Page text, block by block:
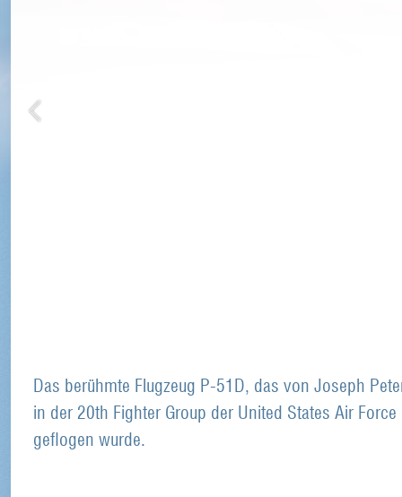
Das berühmte Flugzeug P-51D, das von Joseph
in der 20th Fighter Group der United States Air Force
geflogen wurde.